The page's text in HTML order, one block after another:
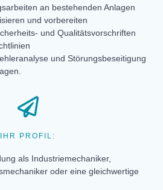
an bestehenden Anlagen
und vorbereiten
und Qualitätsvorschriften
und Störungsbeseitigung
IHR PROFIL:
als Industriemechaniker,
oder eine gleichwertige